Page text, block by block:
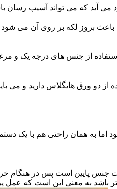
آید که می تواند آسیب رسان
بروز لکه بر روی آن می شود و
از جنس های درجه یک و
از دو ورق هایگلاس دارید و می
به همان راحتی هم با یک
جنس پایین است پس در هنگام
باشد به معنی این است که